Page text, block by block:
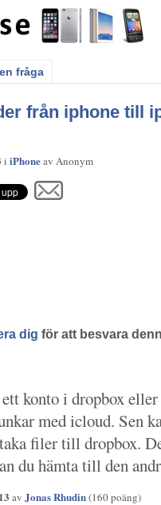
fråga
från iphone till
i iPhoneav Anonym
dig för att besvara
konto i dropbox
med icloud. Sen
filer till dropbox.
du hämta till den
av Jonas Rhudin(160poäng)